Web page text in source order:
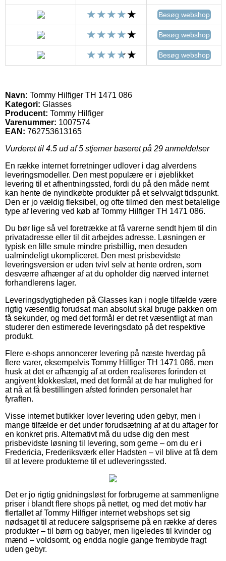
Besøg webshop
Besøg webshop
Besøg webshop
Navn: Tommy Hilfiger TH 1471 086
Kategori: Glasses
Producent: Tommy Hilfiger
Varenummer: 1007574
EAN: 762753613165
Vurderet til 4.5 ud af 5 stjerner baseret på 29 anmeldelser
En række internet forretninger udlover i dag alverdens
leveringsmodeller. Den mest populære er i øjeblikket
levering til et afhentningssted, fordi du på den måde nemt
kan hente de nyindkøbte produkter på et selvvalgt tidspunkt.
Den er jo vældig fleksibel, og ofte tilmed den mest betalelige
type af levering ved køb af Tommy Hilfiger TH 1471 086.
Du bør lige så vel foretrække at få varerne sendt hjem til din
privatadresse eller til dit arbejdes adresse. Løsningen er
typisk en lille smule mindre prisbillig, men desuden
ualmindeligt ukompliceret. Den mest prisbevidste
leveringsversion er uden tvivl selv at hente ordren, som
desværre afhænger af at du opholder dig nærved internet
forhandlerens lager.
Leveringsdygtigheden på Glasses kan i nogle tilfælde være
rigtig væsentlig forudsat man absolut skal bruge pakken om
få sekunder, og med det formål er det ret væsentligt at man
studerer den estimerede leveringsdato på det respektive
produkt.
Flere e-shops annoncerer levering på næste hverdag på
flere varer, eksempelvis Tommy Hilfiger TH 1471 086, men
husk at det er afhængig af at orden realiseres forinden et
angivent klokkeslæt, med det formål at de har mulighed for
at nå at få bestillingen afsted forinden personalet har
fyraften.
Visse internet butikker lover levering uden gebyr, men i
mange tilfælde er det under forudsætning af at du aftager for
en konkret pris. Alternativt må du udse dig den mest
prisbevidste løsning til levering, som gerne – om du er i
Fredericia, Frederiksværk eller Hadsten – vil blive at få dem
til at levere produkterne til et udleveringssted.
Det er jo rigtig gnidningsløst for forbrugerne at sammenligne
priser i blandt flere shops på nettet, og med det motiv har
flertallet af Tommy Hilfiger internet webshops set sig
nødsaget til at reducere salgspriserne på en række af deres
produkter – til børn og babyer, men ligeledes til kvinder og
mænd – voldsomt, og endda nogle gange frembyde fragt
uden gebyr.